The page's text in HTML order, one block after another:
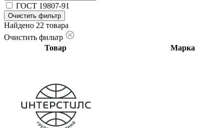
ГОСТ 19807-91
Очистить фильтр
Найдено 22 товара
Очистить фильтр
Товар
Марка